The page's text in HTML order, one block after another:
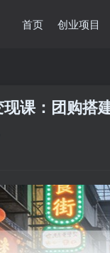
首页 创业项目
课：团购搭